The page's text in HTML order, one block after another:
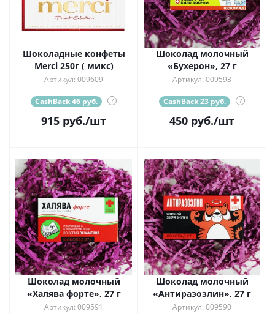
Шоколадные конфеты
Merci 250г ( микс)
Артикул: 009609
CashBack 46 руб. ?
915 руб./шт
Шоколад молочный
«Бухерон», 27 г
Артикул: 009593
CashBack 23 руб. ?
450 руб./шт
Шоколад молочный
«Халява форте», 27 г
Артикул: 009591
Шоколад молочный
«Антиразозлин», 27 г
Артикул: 009590